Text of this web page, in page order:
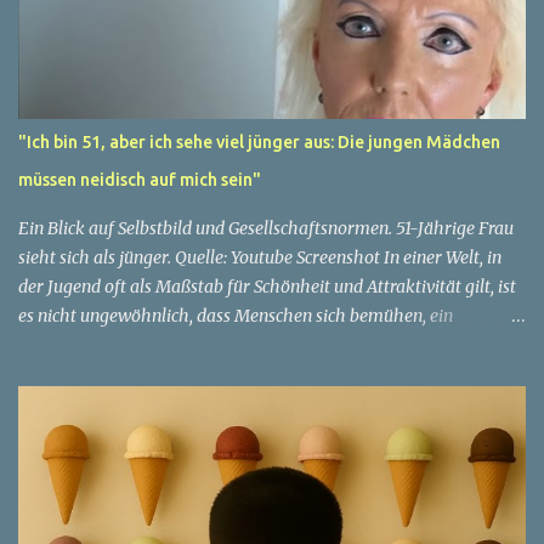
"Ich bin 51, aber ich sehe viel jünger aus: Die jungen Mädchen
müssen neidisch auf mich sein"
Ein Blick auf Selbstbild und Gesellschaftsnormen. 51-Jährige Frau
sieht sich als jünger. Quelle: Youtube Screenshot In einer Welt, in
der Jugend oft als Maßstab für Schönheit und Attraktivität gilt, ist
es nicht ungewöhnlich, dass Menschen sich bemühen, ein
faszinierendes Beispiel für diese Diskrepanz ist die Geschichte
einer 51-jährigen Frau, deren Überzeugung von ihrem Aussehen
sie dazu bringt, sich jünger zu fühlen, als die Gesellschaft sie
wahrnimmt. Diese Frau, deren Name aus Datenschutzgründen